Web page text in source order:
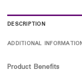
DESCRIPTION
ADDITIONAL
Product Benefits